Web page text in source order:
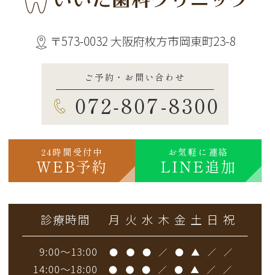
〒573-0032 大阪府枚方市岡東町23-8
ご予約・お問い合わせ
072-807-8300
24時間受付中
WEB予約
お気軽に連絡
LINE追加
診療時間 月 火 水 木 金 土 日 祝
9:00～13:00 ● ● ● ／ ● ▲ ／ ／
14:00～18:00 ● ● ● ／ ● ▲ ／ ／